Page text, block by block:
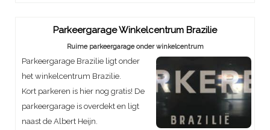
Parkeergarage Winkelcentrum Brazilie
Ruime parkeergarage onder winkelcentrum
Parkeergarage Brazilie ligt onder
het winkelcentrum Brazilie.
Kort parkeren is hier nog gratis! De
parkeergarage is overdekt en ligt
naast de Albert Heijn.